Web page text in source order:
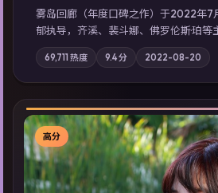
雾岛回廊（年度口碑之作）于2022年7
郁执导，齐溪、裴斗娜、佛罗伦斯·珀
主轴，边境小镇的平静被一封匿名信彻
地域气质；站内亦可通过「国产免费观
展检索同类型高分佳作，畅享高清在线
69,711 热度 9.4分 2022-08-20
高分